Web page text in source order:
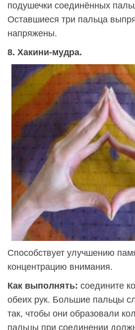
подушечки соединённых
Оставшиеся три пальца
напряжены.
8. Хакини-мудра.
Способствует улучшению
концентрацию внимания.
Как выполнять: соедините
обеих рук. Большие пальцы
так, чтобы они образовали
пальцы при соединении